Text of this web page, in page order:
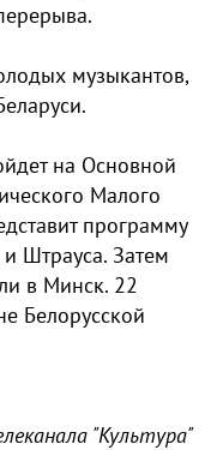
музыкантов,
на Основной
Малого
программу
Штрауса. Затем
в Минск. 22
Белорусской
"Культура"